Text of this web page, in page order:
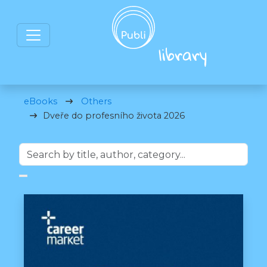
eBooks
Others
Dveře do profesního života 2026